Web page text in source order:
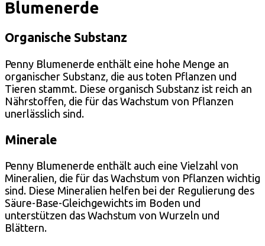
Blumenerde
Organische Substanz
Penny Blumenerde enthält eine hohe Menge an
organischer Substanz, die aus toten Pflanzen und
Tieren stammt. Diese organisch Substanz ist reich an
Nährstoffen, die für das Wachstum von Pflanzen
unerlässlich sind.
Minerale
Penny Blumenerde enthält auch eine Vielzahl von
Mineralien, die für das Wachstum von Pflanzen wichtig
sind. Diese Mineralien helfen bei der Regulierung des
Säure-Base-Gleichgewichts im Boden und
unterstützen das Wachstum von Wurzeln und
Blättern.